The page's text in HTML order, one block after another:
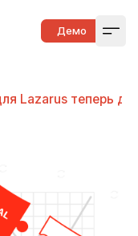
Демо
Lazarus теперь